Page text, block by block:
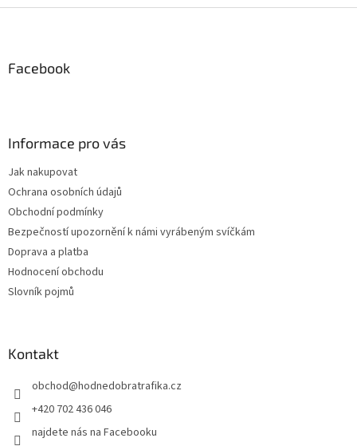
Facebook
Informace pro vás
Jak nakupovat
Ochrana osobních údajů
Obchodní podmínky
Bezpečností upozornění k námi vyrábeným svíčkám
Doprava a platba
Hodnocení obchodu
Slovník pojmů
Kontakt
obchod@hodnedobratrafika.cz
+420 702 436 046
najdete nás na Facebooku